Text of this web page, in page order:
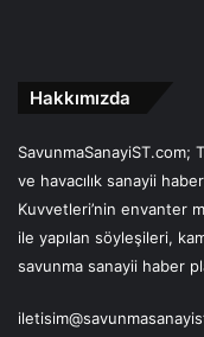
Hakkımızda
SavunmaSanayiST.com;
ve havacılık sanayii
Kuvvetleri’nin envanter
ile yapılan söyleşileri,
savunma sanayii haber